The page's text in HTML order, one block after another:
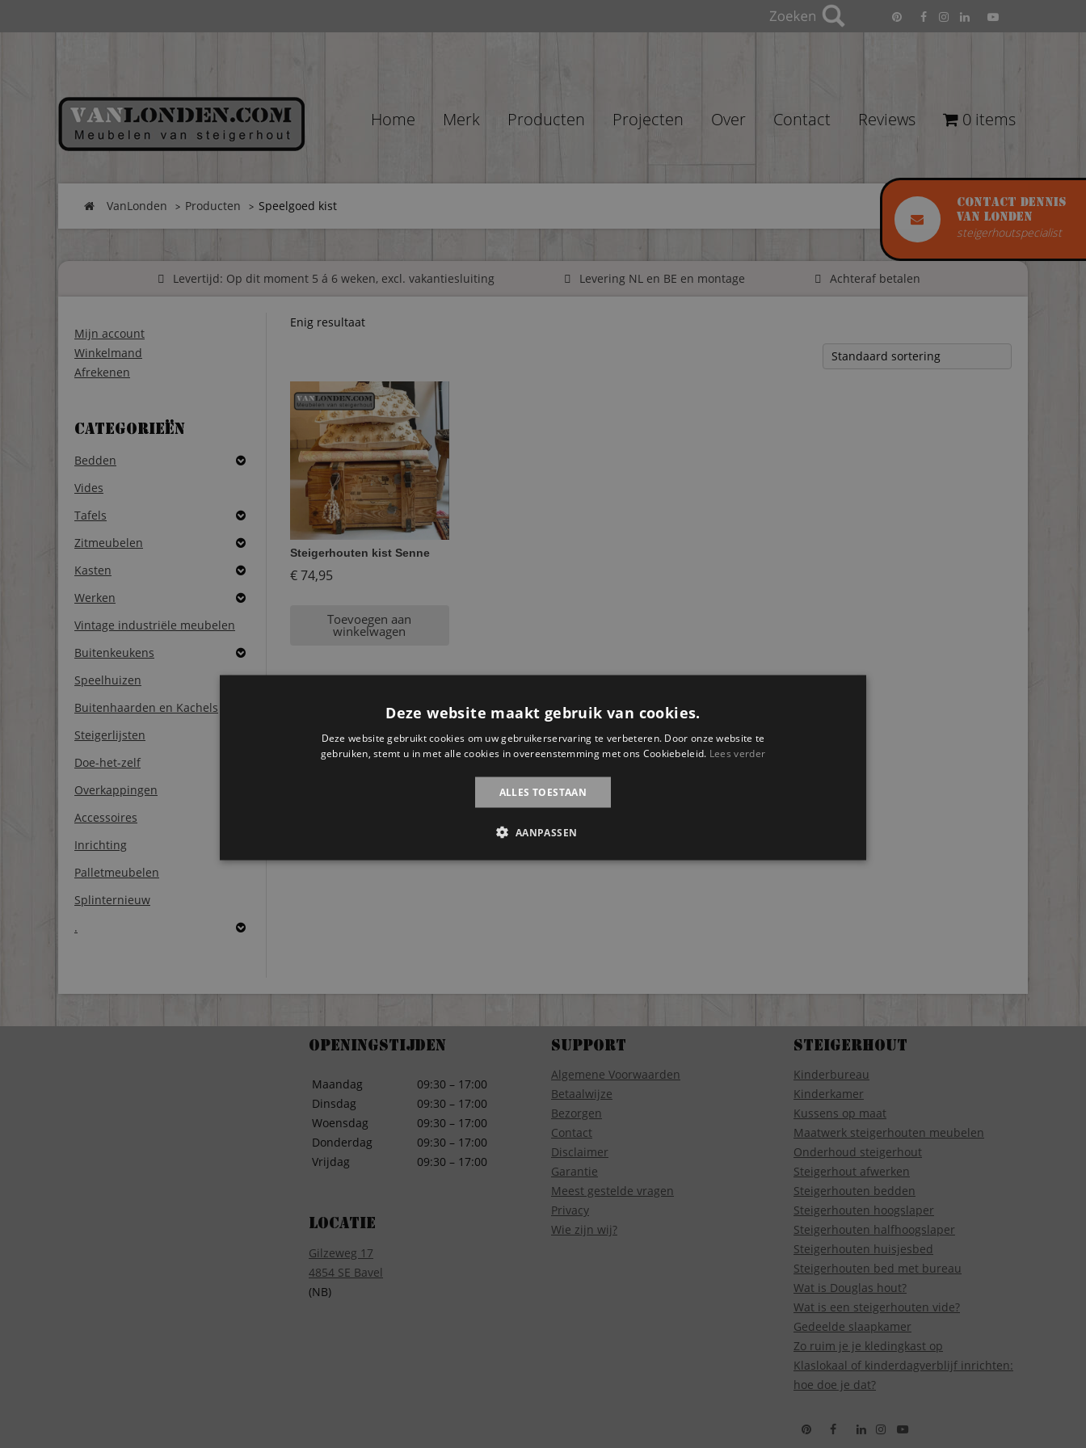
Contact Dennis
van Londen
steigerhoutspecialist
Home Merk Producten Projecten Over Contact Reviews 0 items
VanLonden Producten Speelgoed kist
Levertijd: Op dit moment 5 á 6 weken, excl. vakantiesluiting Levering NL en BE en montage Achteraf betalen
Mijn account
Winkelmand
Afrekenen
Categorieën
Bedden
Vides
Tafels
Zitmeubelen
Kasten
Werken
Vintage industriële meubelen
Buitenkeukens
Speelhuizen
Buitenhaarden en Kachels
Steigerlijsten
Doe-het-zelf
Overkappingen
Accessoires
Inrichting
Palletmeubelen
Splinternieuw
.
Enig resultaat
Steigerhouten kist Senne
€74,95
Toevoegen aan
winkelwagen
Openingstijden
Maandag
Dinsdag
Woensdag
Donderdag
Vrijdag
09:30 – 17:00
09:30 – 17:00
09:30 – 17:00
09:30 – 17:00
09:30 – 17:00
Locatie
Gilzeweg 17
4854 SE Bavel
(NB)
Support
Algemene Voorwaarden
Betaalwijze
Bezorgen
Contact
Disclaimer
Garantie
Meest gestelde vragen
Privacy
Wie zijn wij?
Steigerhout
Kinderbureau
Kinderkamer
Kussens op maat
Maatwerk steigerhouten meubelen
Onderhoud steigerhout
Steigerhout afwerken
Steigerhouten bedden
Steigerhouten hoogslaper
Steigerhouten halfhoogslaper
Steigerhouten huisjesbed
Steigerhouten bed met bureau
Wat is Douglas hout?
Wat is een steigerhouten vide?
Gedeelde slaapkamer
Zo ruim je je kledingkast op
Klaslokaal of kinderdagverblijf inrichten:
hoe doe je dat?
Deze website maakt gebruik van cookies.
Deze website gebruikt cookies om uw gebruikerservaring te verbeteren. Door onze website te
gebruiken, stemt u in met alle cookies in overeenstemming met ons Cookiebeleid. Lees verder
ALLES TOESTAAN
AANPASSEN